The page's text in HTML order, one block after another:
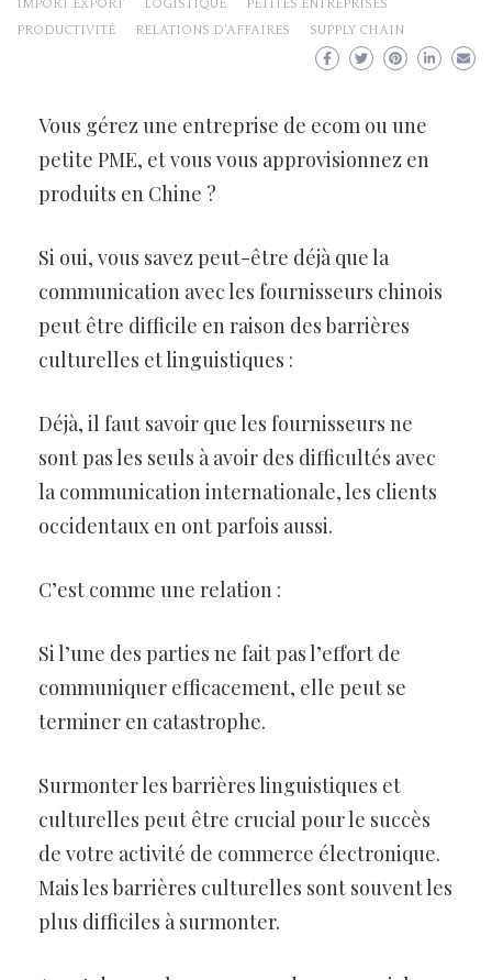
IMPORT EXPORT
LOGISTIQUE
PETITES ENTREPRISES
PRODUCTIVITÉ
RELATIONS D'AFFAIRES SUPPLY CHAIN
Vous gérez une entreprise de ecom ou une
petite PME, et vous vous approvisionnez en
produits en Chine ?
Si oui, vous savez peut-être déjà que la
communication avec les fournisseurs chinois
peut être difficile en raison des barrières
culturelles et linguistiques :
Déjà, il faut savoir que les fournisseurs ne
sont pas les seuls à avoir des difficultés avec
la communication internationale, les clients
occidentaux en ont parfois aussi.
C’est comme une relation :
Si l’une des parties ne fait pas l’effort de
communiquer efficacement, elle peut se
terminer en catastrophe.
Surmonter les barrières linguistiques et
culturelles peut être crucial pour le succès
de votre activité de commerce électronique.
Mais les barrières culturelles sont souvent les
plus difficiles à surmonter.